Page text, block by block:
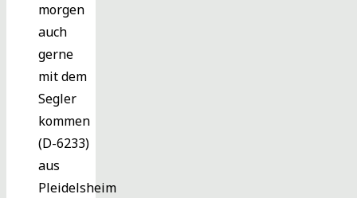
morgen
auch
gerne
mit dem
Segler
kommen
(D-6233)
aus
Pleidelsheim